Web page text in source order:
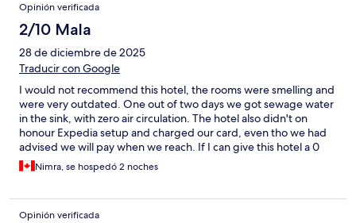
Opinión verificada
2/10 Mala
28 de diciembre de 2025
Traducir con Google
I would not recommend this hotel, the rooms were smelling and
were very outdated. One out of two days we got sewage water
in the sink, with zero air circulation. The hotel also didn't on
honour Expedia setup and charged our card, even tho we had
advised we will pay when we reach. If I can give this hotel a 0
rating I will.
Nimra, se hospedó 2 noches
Opinión verificada